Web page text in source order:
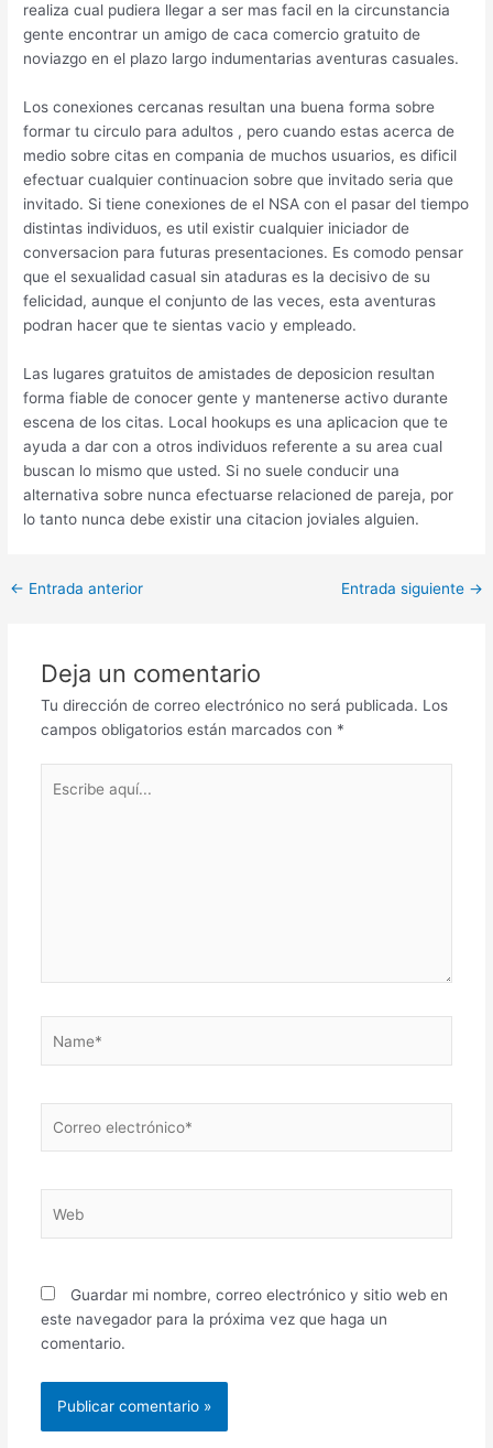
realiza cual pudiera llegar a ser mas facil en la circunstancia
gente encontrar un amigo de caca comercio gratuito de
noviazgo en el plazo largo indumentarias aventuras casuales.
Los conexiones cercanas resultan una buena forma sobre
formar tu circulo para adultos , pero cuando estas acerca de
medio sobre citas en compania de muchos usuarios, es dificil
efectuar cualquier continuacion sobre que invitado seri­a que
invitado. Si tiene conexiones de el NSA con el pasar del tiempo
distintas individuos, es util existir cualquier iniciador de
conversacion para futuras presentaciones. Es comodo pensar
que el sexualidad casual sin ataduras es la decisivo de su
felicidad, aunque el conjunto de las veces, esta aventuras
podran hacer que te sientas vacio y empleado.
Las lugares gratuitos de amistades de deposicion resultan
forma fiable de conocer gente y mantenerse activo durante
escena de los citas. Local hookups es una aplicacion que te
ayuda a dar con a otros individuos referente a su area cual
buscan lo mismo que usted. Si no suele conducir una
alternativa sobre nunca efectuarse relacioned de pareja, por
lo tanto nunca debe existir una citacion joviales alguien.
Post
← Entrada anterior Entrada siguiente →
Deja un comentario
Tu dirección de correo electrónico no será publicada. Los
campos obligatorios están marcados con *
aquí...
electrónico*
Guardar mi nombre, correo electrónico y sitio web en
este navegador para la próxima vez que haga un
comentario.